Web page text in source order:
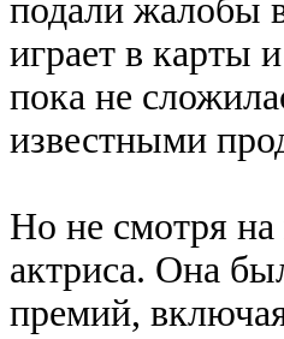
подали жалобы
играет в карты
пока не
известными
Но не смотря на
актриса. Она
премий,